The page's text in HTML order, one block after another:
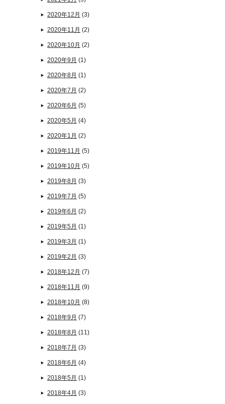
2020年12月 (3)
2020年11月 (2)
2020年10月 (2)
2020年9月 (1)
2020年8月 (1)
2020年7月 (2)
2020年6月 (5)
2020年5月 (4)
2020年1月 (2)
2019年11月 (5)
2019年10月 (5)
2019年8月 (3)
2019年7月 (5)
2019年6月 (2)
2019年5月 (1)
2019年3月 (1)
2019年2月 (3)
2018年12月 (7)
2018年11月 (9)
2018年10月 (8)
2018年9月 (7)
2018年8月 (11)
2018年7月 (3)
2018年6月 (4)
2018年5月 (1)
2018年4月 (3)